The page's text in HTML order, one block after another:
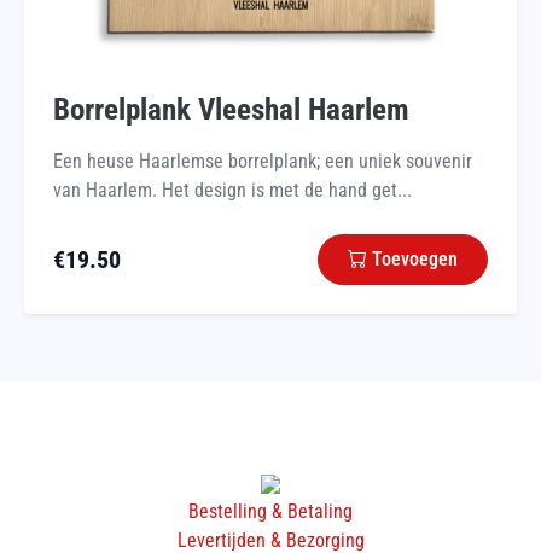
Borrelplank Vleeshal Haarlem
Een heuse Haarlemse borrelplank; een uniek souvenir
van Haarlem. Het design is met de hand get...
€19.50 Toevoegen
Bestelling & Betaling
Levertijden & Bezorging